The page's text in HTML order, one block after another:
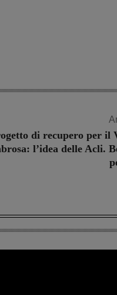
di recupero per il
l’idea delle Acli.